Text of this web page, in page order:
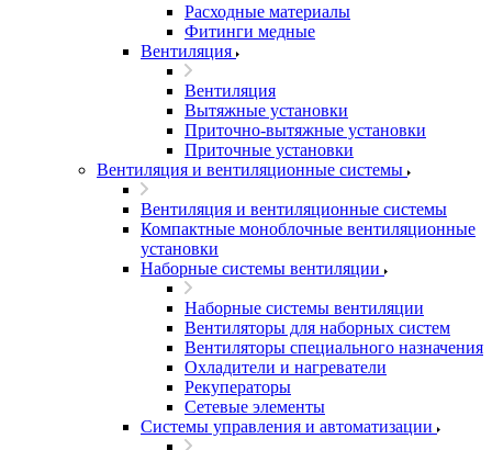
Расходные материалы
Фитинги медные
Вентиляция
Вентиляция
Вытяжные установки
Приточно-вытяжные установки
Приточные установки
Вентиляция и вентиляционные системы
Вентиляция и вентиляционные системы
Компактные моноблочные вентиляционные
установки
Наборные системы вентиляции
Наборные системы вентиляции
Вентиляторы для наборных систем
Вентиляторы специального назначения
Охладители и нагреватели
Рекуператоры
Сетевые элементы
Системы управления и автоматизации